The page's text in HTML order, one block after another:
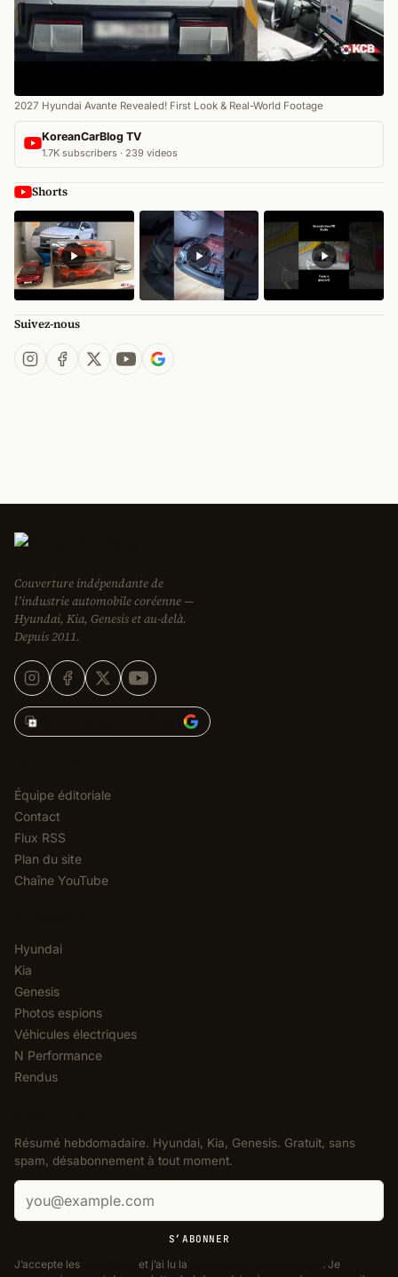
2027 Hyundai Avante Revealed! First Look & Real-World Footage
KoreanCarBlog TV
1.7K subscribers · 239 videos
Shorts
Suivez-nous
Couverture indépendante de
l’industrie automobile coréenne —
Hyundai, Kia, Genesis et au-delà.
Depuis 2011.
Ajouter Korean Car Blog à
Équipe éditoriale
Contact
Flux RSS
Plan du site
Chaîne YouTube
Hyundai
Kia
Genesis
Photos espions
Véhicules électriques
N Performance
Rendus
Résumé hebdomadaire. Hyundai, Kia, Genesis. Gratuit, sans
spam, désabonnement à tout moment.
Adresse e-mail
S’ABONNER
J’accepte les et j’ai lu la
. Je